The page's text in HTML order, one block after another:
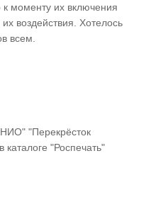
моменту их включения
воздействия. Хотелось
всем.
"Перекрёсток
каталоге "Роспечать"